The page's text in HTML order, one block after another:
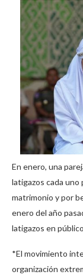
En enero, una
latigazos cada
matrimonio y por
enero del año
latigazos en
*El movimiento
organización